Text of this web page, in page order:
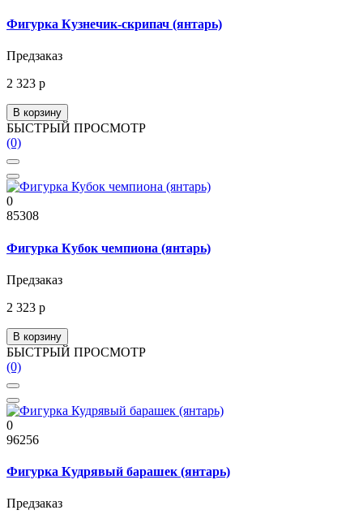
Фигурка Кузнечик-скрипач (янтарь)
Предзаказ
2 323 р
В корзину
БЫСТРЫЙ ПРОСМОТР
(0)
0
85308
Фигурка Кубок чемпиона (янтарь)
Предзаказ
2 323 р
В корзину
БЫСТРЫЙ ПРОСМОТР
(0)
0
96256
Фигурка Кудрявый барашек (янтарь)
Предзаказ